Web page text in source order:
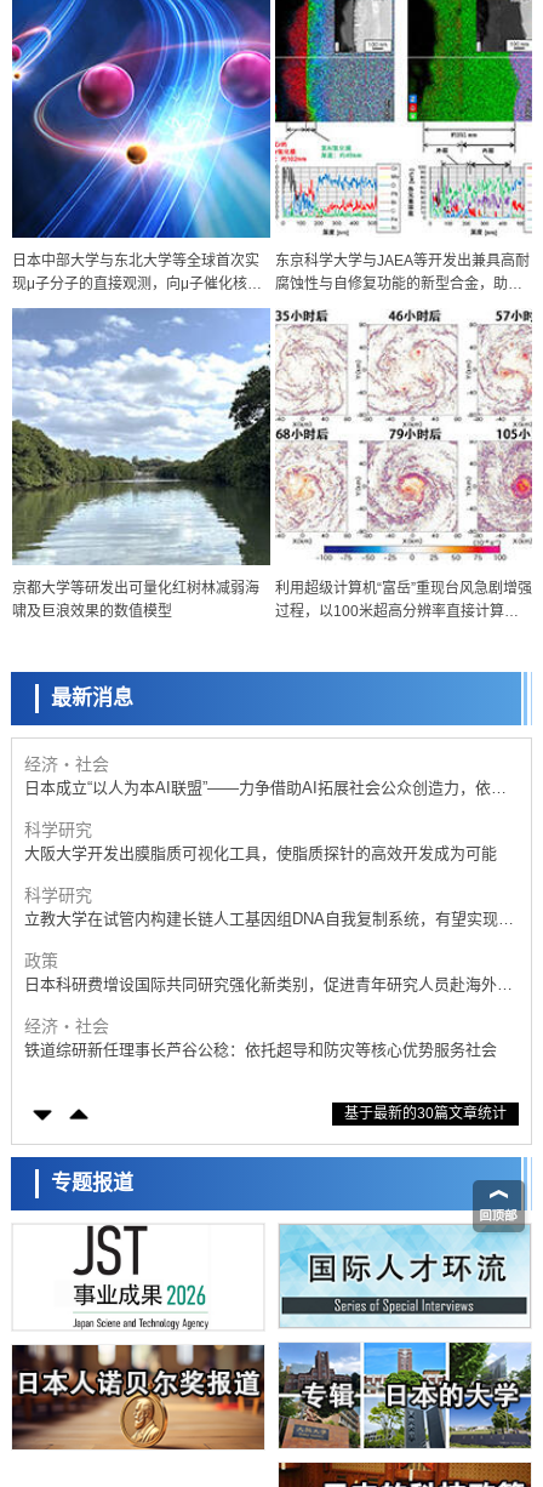
日本中部大学与东北大学等全球首次实
现μ子分子的直接观测，向μ子催化核聚
变迈进
东京科学大学与JAEA等开发出兼具高耐
腐蚀性与自修复功能的新型合金，助力
实现加速器驱动型次临界反应堆
京都大学等研发出可量化红树林减弱海
啸及巨浪效果的数值模型
利用超级计算机“富岳”重现台风急剧增强
过程，以100米超高分辨率直接计算微
最新消息
政策
日本科研费增设国际共同研究强化新类别，促进青年研究人员赴海外开
展研究
科学研究
开发出300亿年仅误差1秒的光晶格钟，构建网络将其打造为下一代社会
基础设施
经济・社会
日本成立“以人为本AI联盟”——力争借助AI拓展社会公众创造力，依托
科学研究
大阪大学开发出膜脂质可视化工具，使脂质探针的高效开发成为可能
科学研究
立教大学在试管内构建长链人工基因组DNA自我复制系统，有望实现携
政策
日本科研费增设国际共同研究强化新类别，促进青年研究人员赴海外开
经济・社会
铁道综研新任理事长芦谷公稔：依托超导和防灾等核心优势服务社会
东京大学通过叶绿体基因组编辑技术强化碳固定酶，成功提高光合作用
科学研究
藤田医科大学等成功鉴定出非结核分枝杆菌生存的必需基因，首次揭示
该基因的必要性因菌株而异
经济・社会
【AI法下篇】如何应对AI的不可控性——中央大学平野晋教授专访
科学研究
日本学术会议：为保持土壤健康应采取哪些措施？探讨土壤保护与强化
的具体对策
科学研究
大阪大学开发基于水氢键网络的温度预测新方法，AI从分子排列信息中
高精度解读
经济・社会
【AI法上篇】如何对“将人生交给AI”保持危机感——中央大学平野晋教
基于最新的30篇文章统计
专题报道